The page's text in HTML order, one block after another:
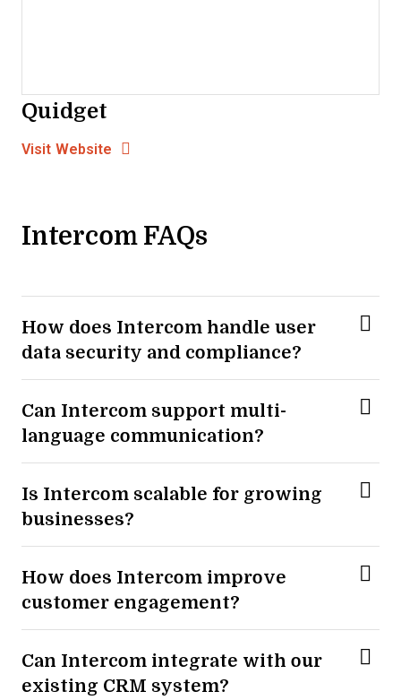
Quidget
Visit Website Opens New Window
Intercom FAQs
How does Intercom handle user
data security and compliance?
Can Intercom support multi-
language communication?
Is Intercom scalable for growing
businesses?
How does Intercom improve
customer engagement?
Can Intercom integrate with our
existing CRM system?